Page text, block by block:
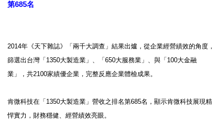
第685名
2014年《天下雜誌》「兩千大調查」結果出爐，從企業經營績效的角度，
篩選出台灣「 1350大製造業」、「 650大服務業」、與「 100大金融
業」，共2100家績優企業，完整反應企業體檢成果。
肯微科技在「 1350大製造業」營收之排名第685名，顯示肯微科技展現精
悍實力，財務穩健、經營績效亮眼。